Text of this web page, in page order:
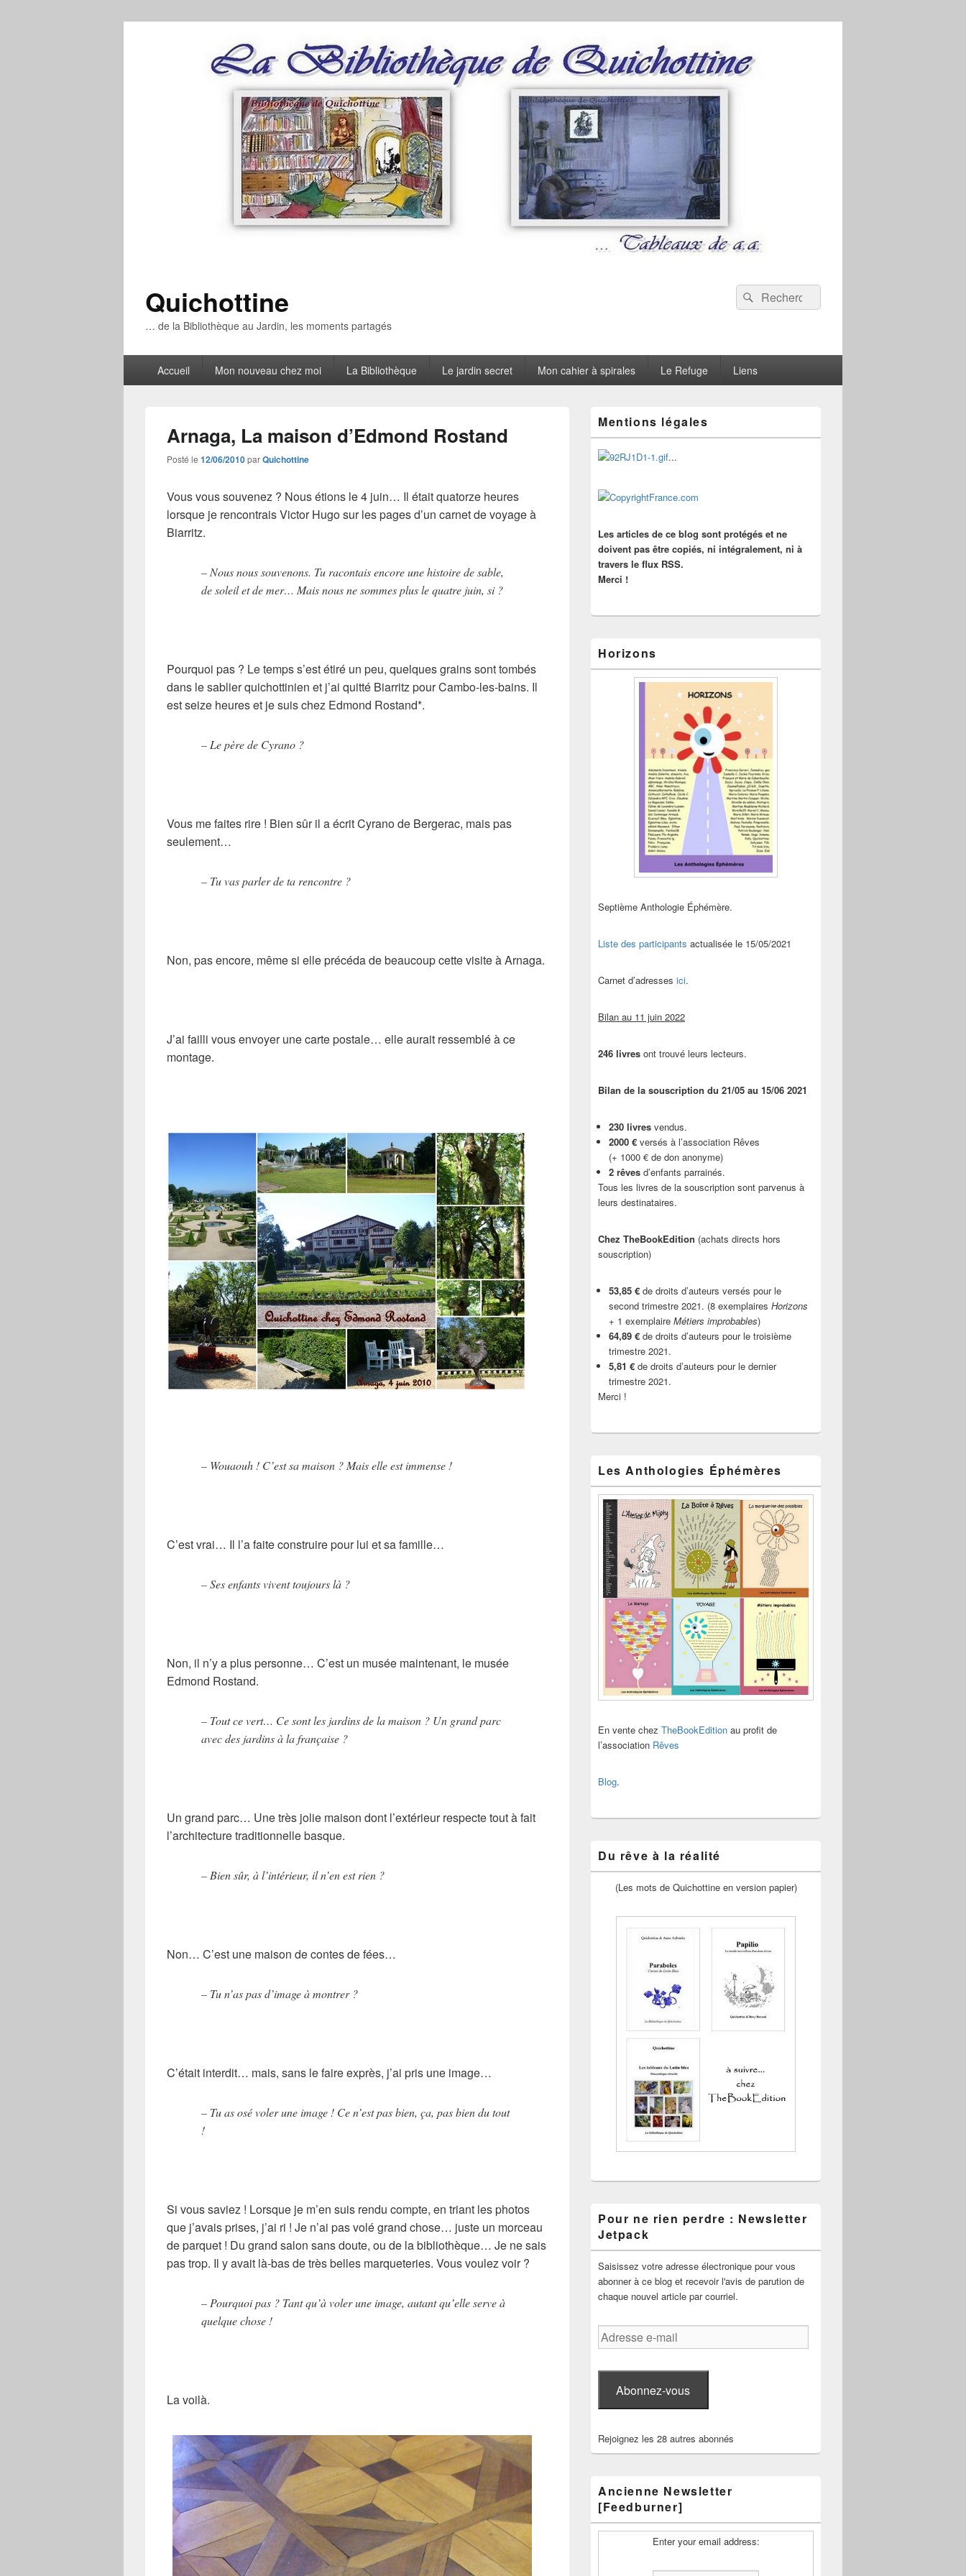
Quichottine
… de la Bibliothèque au Jardin, les moments partagés
Recherche :
Rechercher
principalAccueil Mon nouveau chez moi La Bibliothèque Le jardin secret Mon cahier à spirales Le Refuge Liens
Arnaga, La maison d’Edmond Rostand
Posté le 12/06/2010parQuichottine
Vous vous souvenez ? Nous étions le 4 juin… Il était quatorze heures
lorsque je rencontrais Victor Hugo sur les pages d’un carnet de voyage à
Biarritz.
– Nous nous souvenons. Tu racontais encore une histoire de sable,
de soleil et de mer… Mais nous ne sommes plus le quatre juin, si ?
Pourquoi pas ? Le temps s’est étiré un peu, quelques grains sont tombés
dans le sablier quichottinien et j’ai quitté Biarritz pour Cambo-les-bains. Il
est seize heures et je suis chez Edmond Rostand*.
– Le père de Cyrano ?
Vous me faites rire ! Bien sûr il a écrit Cyrano de Bergerac, mais pas
seulement…
– Tu vas parler de ta rencontre ?
Non, pas encore, même si elle précéda de beaucoup cette visite à Arnaga.
J’ai failli vous envoyer une carte postale… elle aurait ressemblé à ce
montage.
– Wouaouh ! C’est sa maison ? Mais elle est immense !
C’est vrai… Il l’a faite construire pour lui et sa famille…
– Ses enfants vivent toujours là ?
Non, il n’y a plus personne… C’est un musée maintenant, le musée
Edmond Rostand.
– Tout ce vert… Ce sont les jardins de la maison ? Un grand parc
avec des jardins à la française ?
Un grand parc… Une très jolie maison dont l’extérieur respecte tout à fait
l’architecture traditionnelle basque.
– Bien sûr, à l’intérieur, il n’en est rien ?
Non… C’est une maison de contes de fées…
– Tu n’as pas d’image à montrer ?
C’était interdit… mais, sans le faire exprès, j’ai pris une image…
– Tu as osé voler une image ! Ce n’est pas bien, ça, pas bien du tout
!
Si vous saviez ! Lorsque je m’en suis rendu compte, en triant les photos
que j’avais prises, j’ai ri ! Je n’ai pas volé grand chose… juste un morceau
de parquet ! Du grand salon sans doute, ou de la bibliothèque… Je ne sais
pas trop. Il y avait là-bas de très belles marqueteries. Vous voulez voir ?
– Pourquoi pas ? Tant qu’à voler une image, autant qu’elle serve à
quelque chose !
La voilà.
principale
de
widget
pour
barre
latérale
Mentions légales
...
Les articles de ce blog sont protégés et ne
doivent pas être copiés, ni intégralement, ni à
travers le flux RSS.
Merci !
Horizons
Septième Anthologie Éphémère.
Liste des participants actualisée le 15/05/2021
Carnet d’adresses ici.
Bilan au 11 juin 2022
246 livres ont trouvé leurs lecteurs.
Bilan de la souscription du 21/05 au 15/06 2021
230 livres vendus.
2000 € versés à l’association Rêves
(+ 1000 € de don anonyme)
2 rêves d’enfants parrainés.
Tous les livres de la souscription sont parvenus à
leurs destinataires.
Chez TheBookEdition (achats directs hors
souscription)
53,85 € de droits d’auteurs versés pour le
second trimestre 2021. (8 exemplaires Horizons
+ 1 exemplaire Métiers improbables)
64,89 € de droits d’auteurs pour le troisième
trimestre 2021.
5,81 € de droits d’auteurs pour le dernier
trimestre 2021.
Merci !
Les Anthologies Éphémères
En vente chez TheBookEdition au profit de
l’association Rêves
Blog.
Du rêve à la réalité
(Les mots de Quichottine en version papier)
Pour ne rien perdre : Newsletter
Jetpack
Saisissez votre adresse électronique pour vous
abonner à ce blog et recevoir l'avis de parution de
chaque nouvel article par courriel.
Adresse
e-
Abonnez-vous
Rejoignez les 28 autres abonnés
Ancienne Newsletter
[Feedburner]
Enter your email address: